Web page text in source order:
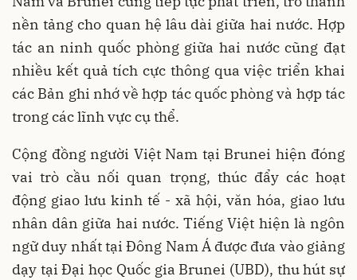
nền tảng cho quan hệ lâu dài giữa hai nước. Hợp
tác an ninh quốc phòng giữa hai nước cũng đạt
nhiều kết quả tích cực thông qua việc triển khai
các Bản ghi nhớ về hợp tác quốc phòng và hợp tác
trong các lĩnh vực cụ thể.
Cộng đồng người Việt Nam tại Brunei hiện đóng
vai trò cầu nối quan trọng, thúc đẩy các hoạt
động giao lưu kinh tế - xã hội, văn hóa, giao lưu
nhân dân giữa hai nước. Tiếng Việt hiện là ngôn
ngữ duy nhất tại Đông Nam Á được đưa vào giảng
dạy tại Đại học Quốc gia Brunei (UBD), thu hút sự